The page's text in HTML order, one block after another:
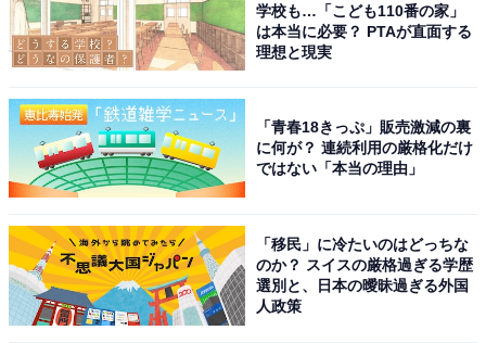
アクセス・料金情報は？ 泊まれる？
アクセス
所在地：長野県松本市石芝3-9-44
アクセス：公共交通機関の場合、JR松本駅前から路線バ
学校も…「こども110番の家」
は本当に必要？ PTAが直面する
理想と現実
「青春18きっぷ」販売激減の裏
に何が？ 連続利用の厳格化だけ
ではない「本当の理由」
「移民」に冷たいのはどっちな
のか？ スイスの厳格過ぎる学歴
選別と、日本の曖昧過ぎる外国
人政策